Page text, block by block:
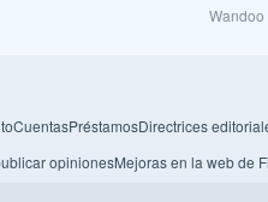
Wandoo
CuentasPréstamosDirectrices
opinionesMejoras en la web de